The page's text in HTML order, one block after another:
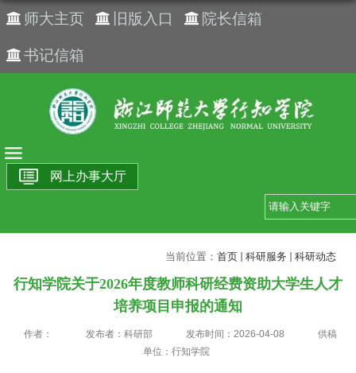
师大主页 旧版入口 院长信箱
书记信箱
网上办事大厅
当前位置： 首页 科研服务 科研动态
行知学院关于2026年度教师科研经费资助大学生人才
培养项目申报的通知
作者： 发布者：科研部 发布时间：2026-04-08
供稿
单位：行知学院